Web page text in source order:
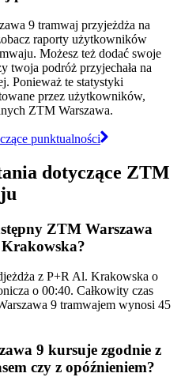
9 tramwaj przyjeżdża na
raporty użytkowników
Możesz też dodać swoje
twoja podróż przyjechała na
Ponieważ te statystyki
przez użytkowników,
ZTM Warszawa.
punktualności
dotyczące ZTM
ZTM Warszawa
z P+R Al. Krakowska o
o 00:40. Całkowity czas
9 tramwajem wynosi 45
9 kursuje zgodnie z
czy z opóźnieniem?